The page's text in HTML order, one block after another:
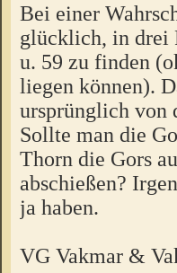
Bei einer
glücklich, in drei
u. 59 zu finden
liegen können).
ursprünglich von
Sollte man die
Thorn die Gors
abschießen?
ja haben.
VG Vakmar &